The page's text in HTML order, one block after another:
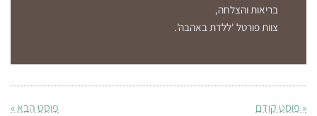
בריאות והצלחה,
צוות פורטל 'ללדת באהבה'.
« פוסט קודם פוסט הבא »